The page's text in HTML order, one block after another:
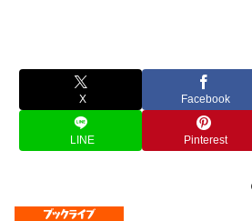
X Facebook
LINE Pinterest